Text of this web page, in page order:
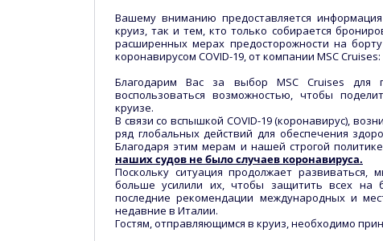
Вашему вниманию предоставляется
круиз, так и тем, кто только собирается
расширенных мерах предосторожности на
коронавирусом COVID-19, от компании MSC Cruises:
Благодарим Вас за выбор MSC Cruises для
воспользоваться возможностью, чтобы
круизе.
В связи со вспышкой COVID-19 (коронавирус),
ряд глобальных действий для обеспечения
Благодаря этим мерам и нашей строгой
наших судов не было случаев коронавируса.
Поскольку ситуация продолжает
больше усилили их, чтобы защитить всех на
последние рекомендации международных и
недавние в Италии.
Гостям, отправляющимся в круиз, необходимо